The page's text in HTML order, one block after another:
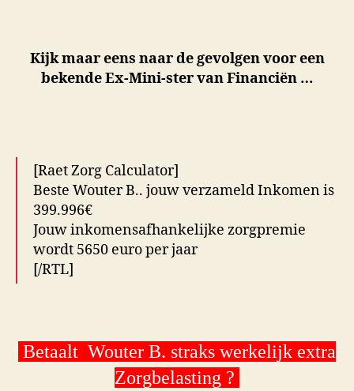
Kijk maar eens naar de gevolgen voor een
bekende Ex-Mini-ster van Financiën …
[Raet Zorg Calculator]
Beste Wouter B.. jouw verzameld Inkomen is
399.996€
Jouw inkomensafhankelijke zorgpremie
wordt 5650 euro per jaar
[/RTL]
Betaalt Wouter B. straks werkelijk extra
Zorgbelasting ?